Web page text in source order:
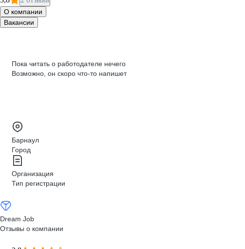
О компании
Вакансии
Пока читать о работодателе нечего
Возможно, он скоро что‑то напишет
Барнаул
Город
Организация
Тип регистрации
Dream Job
Отзывы о компании